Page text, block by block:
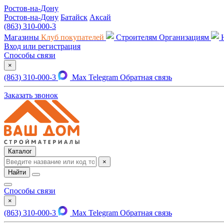
Ростов-на-Дону
Ростов-на-Дону Батайск Аксай
(863) 310-000-3
Магазины Клуб покупателей Строителям Организациям
Вход или регистрация
Способы связи
×
(863) 310-000-3 Max Telegram Обратная связь
Заказать звонок
Каталог
×
Найти
Способы связи
×
(863) 310-000-3 Max Telegram Обратная связь